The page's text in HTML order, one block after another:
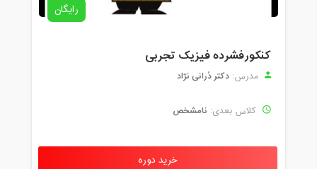
رایگان
کنکورفشرده فیزیک تجربی
مدرس: دکتر دُرانی نژاد
کلاس بعدی: نامشخص
خرید دوره